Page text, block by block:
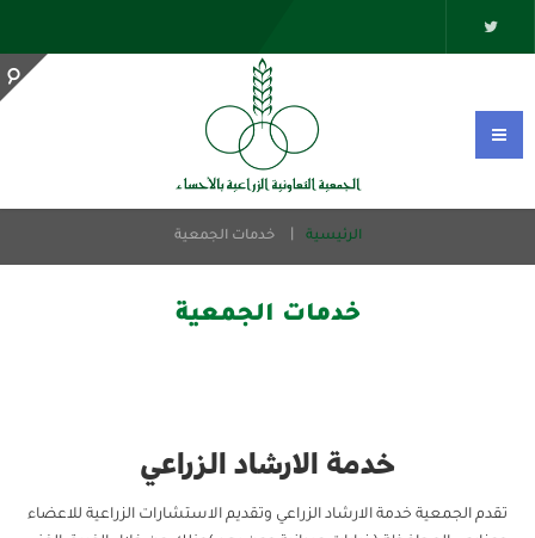
الرئيسية خدمات الجمعية
خدمات الجمعية
خدمة الارشاد الزراعي
تقدم الجمعية خدمة الارشاد الزراعي وتقديم الاستشارات الزراعية للاعضاء